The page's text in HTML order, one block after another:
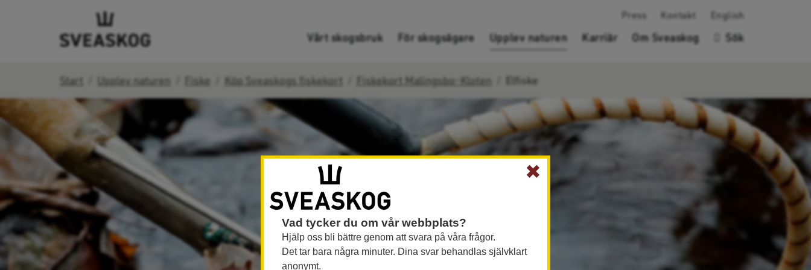
Press Kontakt English
Vårt skogsbruk För skogsägare Upplev naturen Karriär Om Sveaskog Sök
Start Upplev naturen Fiske Köp Sveaskogs fiskekort Fiskekort Malingsbo-Kloten Elfiske
✖
Vad tycker du om vår webbplats?
Hjälp oss bli bättre genom att svara på våra frågor.
Det tar bara några minuter. Dina svar behandlas självklart
anonymt.